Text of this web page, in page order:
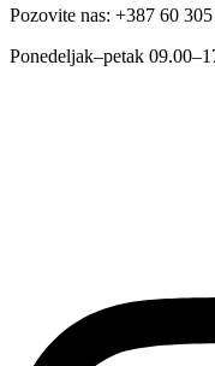
Pozovite nas: +387 60 305
Ponedeljak–petak